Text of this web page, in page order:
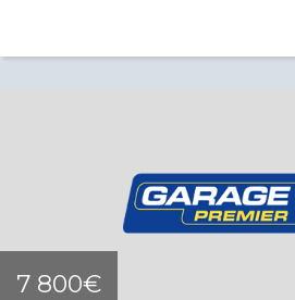
7 800€